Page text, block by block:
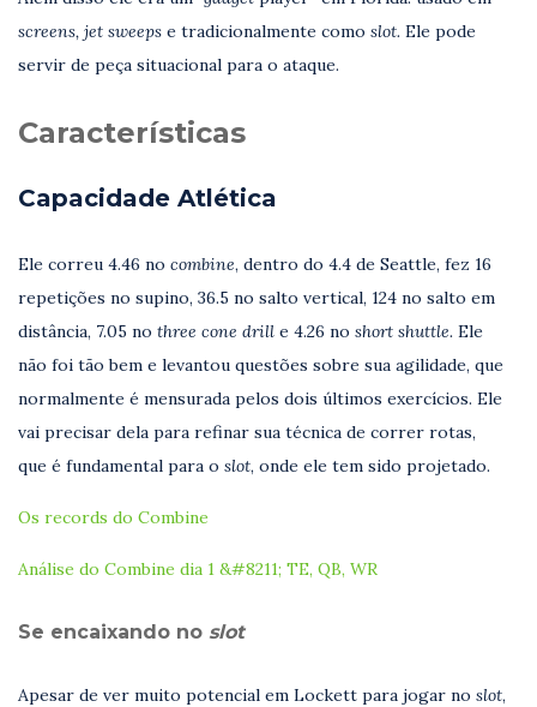
screens, jet sweeps e tradicionalmente como slot. Ele pode
servir de peça situacional para o ataque.
Características
Capacidade Atlética
Ele correu 4.46 no combine, dentro do 4.4 de Seattle, fez 16
repetições no supino, 36.5 no salto vertical, 124 no salto em
distância, 7.05 no three cone drill e 4.26 no short shuttle. Ele
não foi tão bem e levantou questões sobre sua agilidade, que
normalmente é mensurada pelos dois últimos exercícios. Ele
vai precisar dela para refinar sua técnica de correr rotas,
que é fundamental para o slot, onde ele tem sido projetado.
Os records do Combine
Análise do Combine dia 1 &#8211; TE, QB, WR
Se encaixando no slot
Apesar de ver muito potencial em Lockett para jogar no slot,